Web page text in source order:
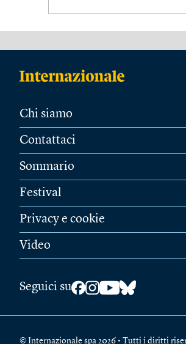
Chi siamo
Contattaci
Sommario
Festival
Privacy e cookie
Video
Seguici su
© Internazionale spa 2026 • Tutti i diritti